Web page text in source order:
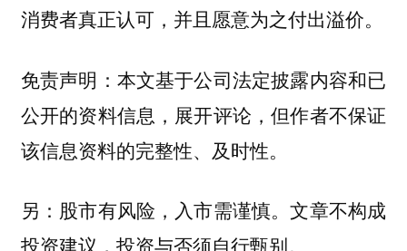
消费者真正认可，并且愿意为之付出溢价。
免责声明：本文基于公司法定披露内容和已
公开的资料信息，展开评论，但作者不保证
该信息资料的完整性、及时性。
另：股市有风险，入市需谨慎。文章不构成
投资建议，投资与否须自行甄别。